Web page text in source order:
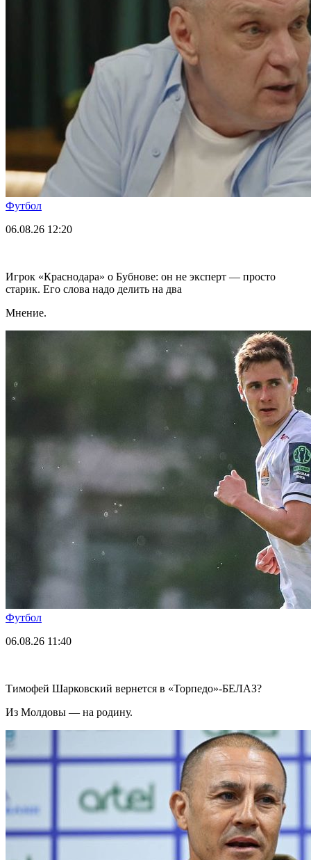
Футбол
06.08.26 12:20
Игрок «Краснодара» о Бубнове: он не эксперт — просто
старик. Его слова надо делить на два
Мнение.
Футбол
06.08.26 11:40
Тимофей Шарковский вернется в «Торпедо»-БЕЛАЗ?
Из Молдовы — на родину.